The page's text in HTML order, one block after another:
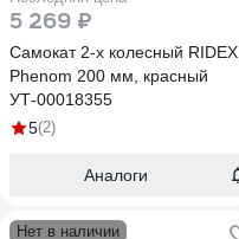
5 269 ₽
Самокат 2-х колесный RIDEX
Phenom 200 мм, красный
УТ-00018355
5(2)
Аналоги
Нет в наличии